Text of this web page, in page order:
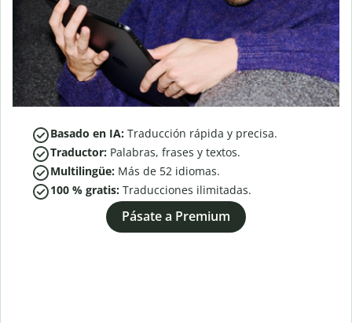
Basado en IA: Traducción rápida y precisa.
Traductor: Palabras, frases y textos.
Multilingüe: Más de 52 idiomas.
100 % gratis: Traducciones ilimitadas.
Pásate a Premium